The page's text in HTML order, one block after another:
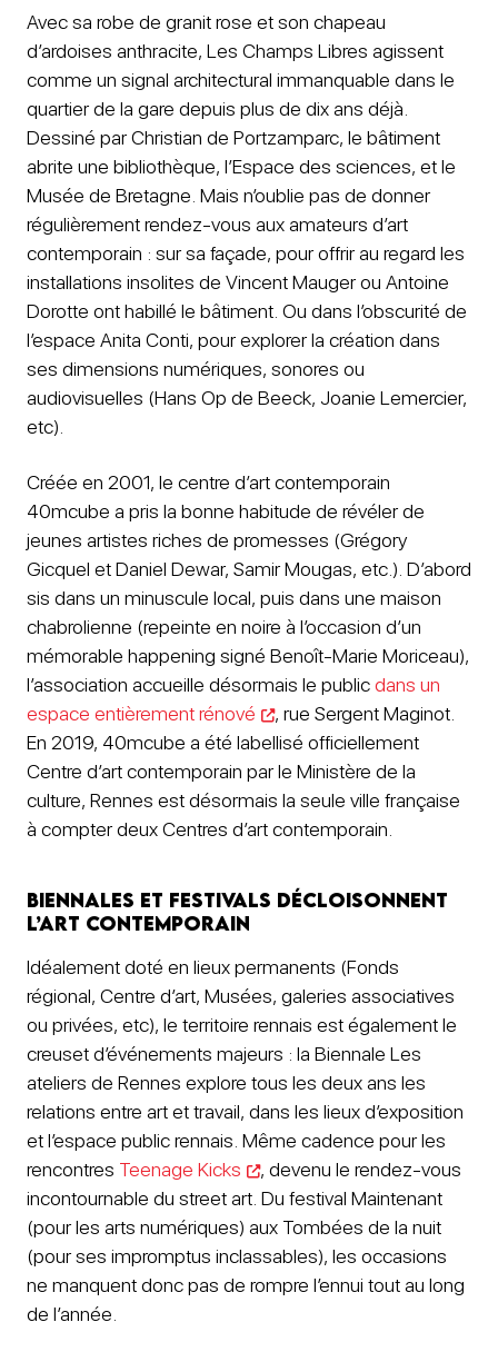
Avec sa robe de granit rose et son chapeau
d’ardoises anthracite, Les Champs Libres agissent
comme un signal architectural immanquable dans le
quartier de la gare depuis plus de dix ans déjà.
Dessiné par Christian de Portzamparc, le bâtiment
abrite une bibliothèque, l’Espace des sciences, et le
Musée de Bretagne. Mais n’oublie pas de donner
régulièrement rendez-vous aux amateurs d’art
contemporain : sur sa façade, pour offrir au regard les
installations insolites de Vincent Mauger ou Antoine
Dorotte ont habillé le bâtiment. Ou dans l’obscurité de
l’espace Anita Conti, pour explorer la création dans
ses dimensions numériques, sonores ou
audiovisuelles (Hans Op de Beeck, Joanie Lemercier,
etc).
Créée en 2001, le centre d’art contemporain
40mcube a pris la bonne habitude de révéler de
jeunes artistes riches de promesses (Grégory
Gicquel et Daniel Dewar, Samir Mougas, etc.). D’abord
sis dans un minuscule local, puis dans une maison
chabrolienne (repeinte en noire à l’occasion d’un
mémorable happening signé Benoît-Marie Moriceau),
l’association accueille désormais le publicdans un
espace entièrement rénové
, rue Sergent Maginot.
En 2019, 40mcube a été labellisé officiellement
Centre d’art contemporain par le Ministère de la
culture, Rennes est désormais la seule ville française
à compter deux Centres d’art contemporain.
Biennales et festivals décloisonnent
l’art contemporain
Idéalement doté en lieux permanents (Fonds
régional, Centre d’art, Musées, galeries associatives
ou privées, etc), le territoire rennais est également le
creuset d’événements majeurs : la Biennale Les
ateliers de Rennes explore tous les deux ans les
relations entre art et travail, dans les lieux d’exposition
et l’espace public rennais. Même cadence pour les
rencontres Teenage Kicks
, devenu le rendez-vous
incontournable du street art. Du festival Maintenant
(pour les arts numériques) aux Tombées de la nuit
(pour ses impromptus inclassables), les occasions
ne manquent donc pas de rompre l’ennui tout au long
de l’année.